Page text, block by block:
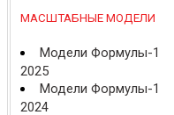
МАСШТАБНЫЕ МОДЕЛИ
Модели Формулы-1
2025
Модели Формулы-1
2024